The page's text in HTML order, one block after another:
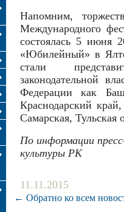
Напомним,
Международного
состоялась 5 июня
«Юбилейный» в
стали
законодательной
Федерации как
Краснодарский
Самарская, Тульская
По информации
культуры РК
11.11.2015
← Обратно ко всем